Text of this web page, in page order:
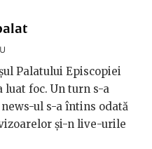
Palatului Episcopiei
luat foc. Un turn s-a
ul s-a întins odată
și-n live-urile